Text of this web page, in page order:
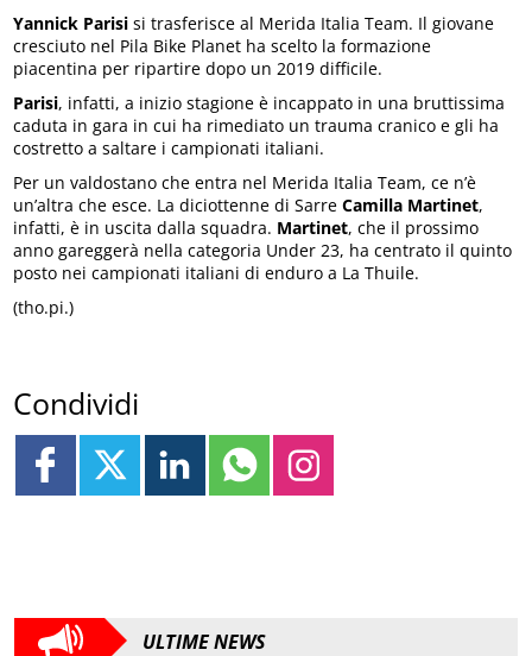
Yannick Parisi si trasferisce al Merida Italia Team. Il giovane
cresciuto nel Pila Bike Planet ha scelto la formazione
piacentina per ripartire dopo un 2019 difficile.
Parisi, infatti, a inizio stagione è incappato in una bruttissima
caduta in gara in cui ha rimediato un trauma cranico e gli ha
costretto a saltare i campionati italiani.
Per un valdostano che entra nel Merida Italia Team, ce n’è
un’altra che esce. La diciottenne di SarreCamilla Martinet,
infatti, è in uscita dalla squadra. Martinet, che il prossimo
anno gareggerà nella categoria Under 23, ha centrato il quinto
posto nei campionati italiani di enduro a La Thuile.
(tho.pi.)
Condividi
ULTIME NEWS